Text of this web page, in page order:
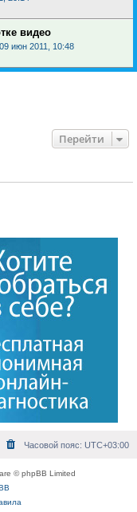
видео
09 июн 2011, 10:48
Перейти
Часовой пояс: UTC+03:00
© phpBB Limited